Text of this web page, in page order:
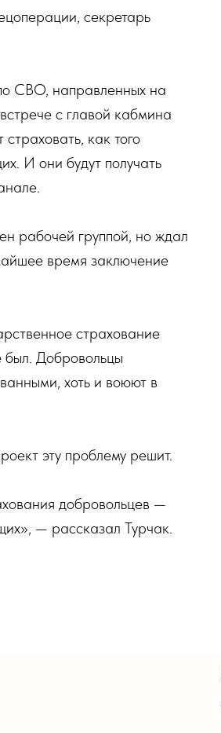
секретарь
СВО, направленных на
с главой кабмина
как того
И они будут получать
рабочей группой, но ждал
время заключение
страхование
Добровольцы
хоть и воюют в
эту проблему решит.
добровольцев —
— рассказал Турчак.